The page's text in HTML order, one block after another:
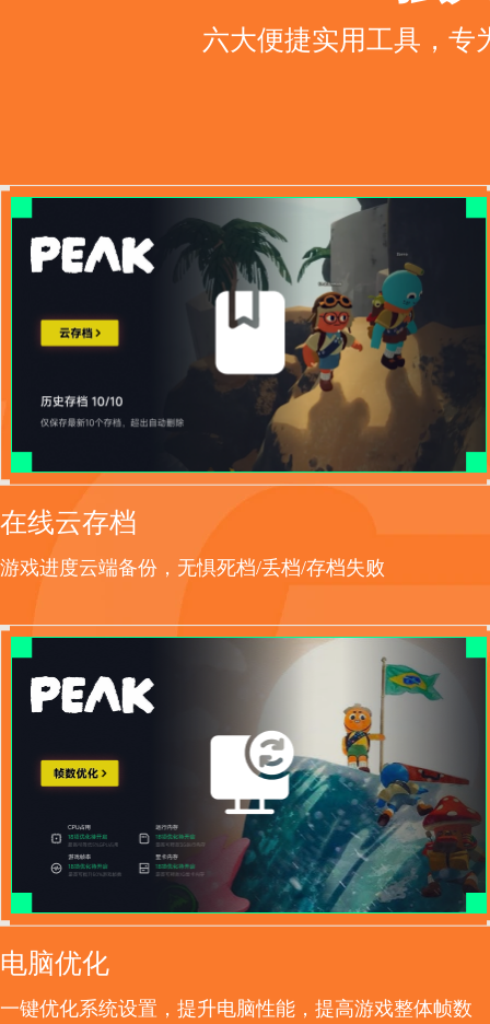
六大便捷实用工具，专
在线云存档
游戏进度云端备份，无惧死档/丢档/存档失败
电脑优化
一键优化系统设置，提升电脑性能，提高游戏整体帧数